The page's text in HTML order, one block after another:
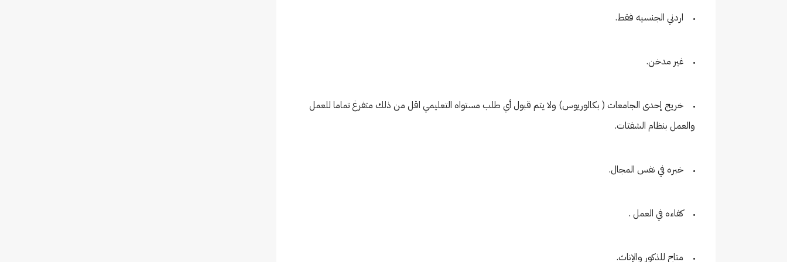
اردني الجنسيه فقط.
غير مدخن.
خريج إحدى الجامعات ( بكالوريوس) ولا يتم قبول أي طلب مستواه التعليمي اقل من ذلك متفرغ تماما للعمل
والعمل بنظام الشفتات.
خبره في نفس المجال.
كفاءه في العمل .
متاح للذكور والإناث.